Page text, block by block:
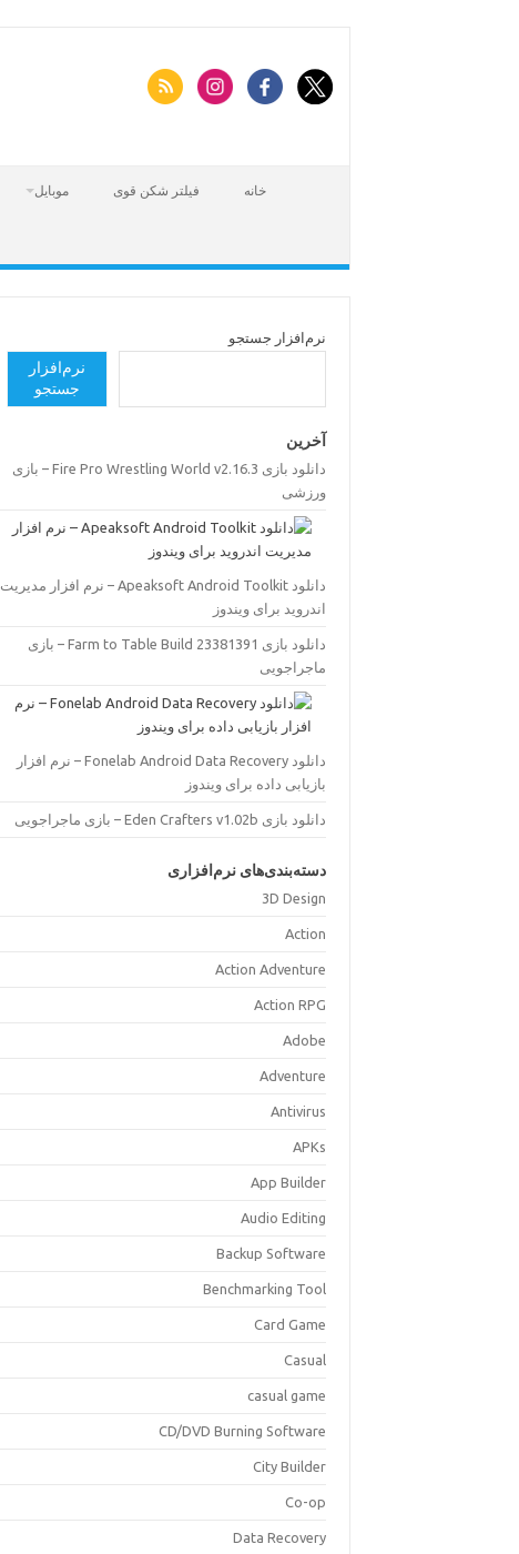
خانه فیلتر شکن قوی موبایل
نرم‌افزار جستجو
نرم‌افزار
جستجو
آخرین
دانلود بازی Fire Pro Wrestling World v2.16.3 – بازی
ورزشی
دانلود Apeaksoft Android Toolkit – نرم افزار مدیریت
اندروید برای ویندوز
دانلود بازی Farm to Table Build 23381391 – بازی
ماجراجویی
دانلود Fonelab Android Data Recovery – نرم افزار
بازیابی داده برای ویندوز
دانلود بازی Eden Crafters v1.02b – بازی ماجراجویی
دسته‌بندی‌های نرم‌افزاری
3D Design
Action
Action Adventure
Action RPG
Adobe
Adventure
Antivirus
APKs
App Builder
Audio Editing
Backup Software
Benchmarking Tool
Card Game
Casual
casual game
CD/DVD Burning Software
City Builder
Co-op
Data Recovery